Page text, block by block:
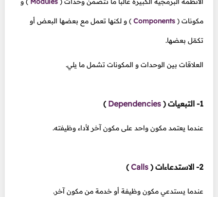
مكونات (
Components
) و لكنها تعمل مع بعضها البعض أو
تكمّل بعضها.
العلاقات بين الوحدات و المكونات تشمل ما يلي.
1- التبعيات (
Dependencies
)
عندما يعتمد مكون واحد على مكون آخر لأداء وظيفته.
2- الاستدعاءات (
Calls
)
عندما يستدعي مكون وظيفة أو خدمة من مكون آخر.